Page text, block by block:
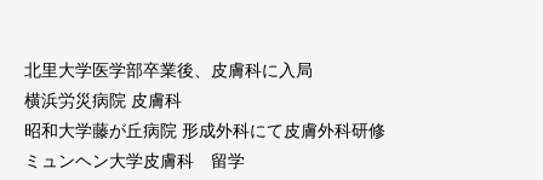
北里大学医学部卒業後、皮膚科に入局
横浜労災病院 皮膚科
昭和大学藤が丘病院 形成外科にて皮膚外科研修
ミュンヘン大学皮膚科 留学